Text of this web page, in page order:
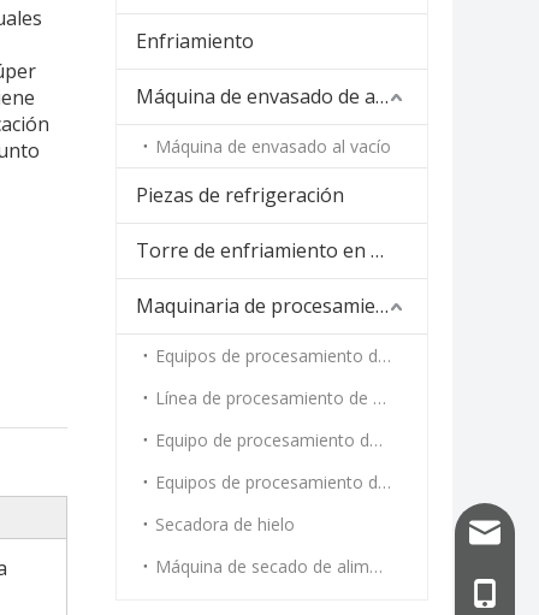
Enfriamiento
Máquina de envasado de alimentos
Máquina de envasado al vacío
Piezas de refrigeración
Torre de enfriamiento en espiral
Maquinaria de procesamiento de alimentos
Equipos de procesamiento de carne
Línea de procesamiento de vegetales
Equipo de procesamiento de mariscos
Equipos de procesamiento de cocción al vapor y tostado
Secadora de hielo
Máquina de secado de alimentos